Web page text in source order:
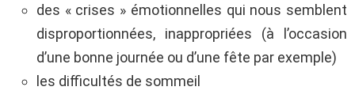
des « crises » émotionnelles qui nous semblent
disproportionnées, inappropriées (à l’occasion
d’une bonne journée ou d’une fête par exemple)
les difficultés de sommeil